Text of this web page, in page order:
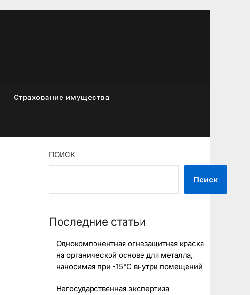
Страхование имущества
ПОИСК
Поиск
Последние статьи
Однокомпонентная огнезащитная краска
на органической основе для металла,
наносимая при -15°C внутри помещений
Негосударственная экспертиза